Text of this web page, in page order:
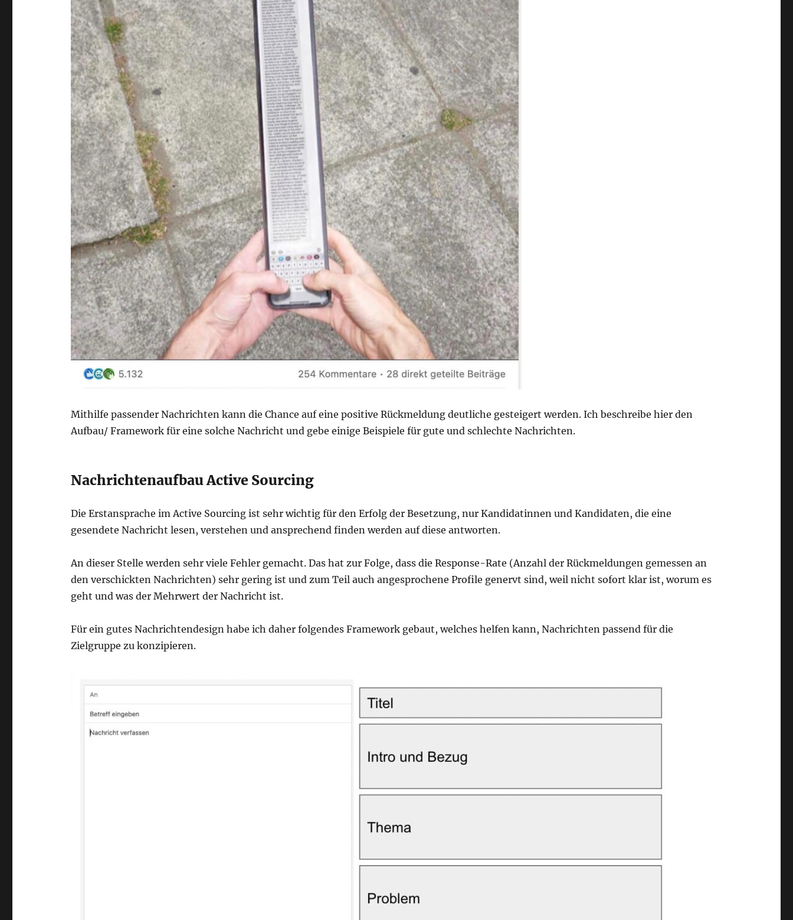
Mithilfe passender Nachrichten kann die Chance auf eine positive Rückmeldung deutliche gesteigert werden. Ich beschreibe hier den
Aufbau/ Framework für eine solche Nachricht und gebe einige Beispiele für gute und schlechte Nachrichten.
Nachrichtenaufbau Active Sourcing
Die Erstansprache im Active Sourcing ist sehr wichtig für den Erfolg der Besetzung, nur Kandidatinnen und Kandidaten, die eine
gesendete Nachricht lesen, verstehen und ansprechend finden werden auf diese antworten.
An dieser Stelle werden sehr viele Fehler gemacht. Das hat zur Folge, dass die Response-Rate (Anzahl der Rückmeldungen gemessen an
den verschickten Nachrichten) sehr gering ist und zum Teil auch angesprochene Profile genervt sind, weil nicht sofort klar ist, worum es
geht und was der Mehrwert der Nachricht ist.
Für ein gutes Nachrichtendesign habe ich daher folgendes Framework gebaut, welches helfen kann, Nachrichten passend für die
Zielgruppe zu konzipieren.